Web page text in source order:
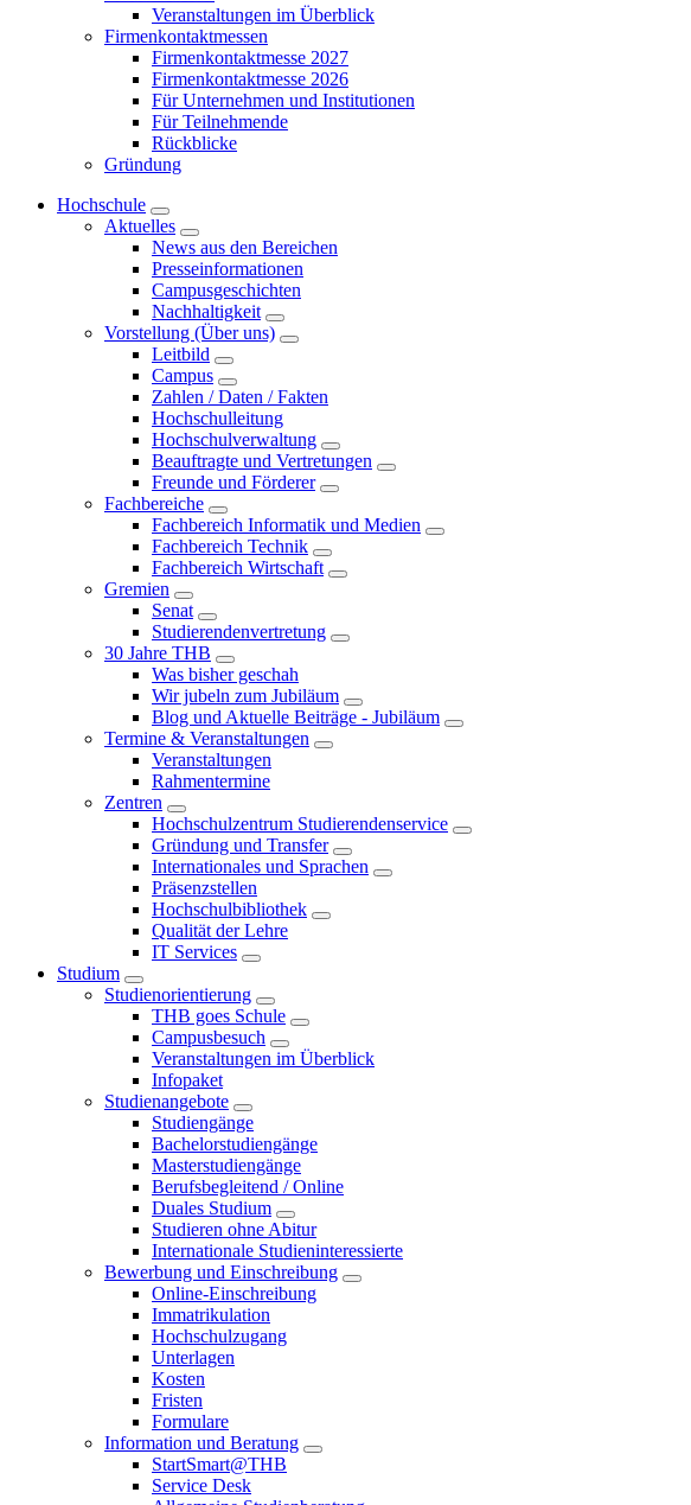
Veranstaltungen im Überblick
Firmenkontaktmessen
Firmenkontaktmesse 2027
Firmenkontaktmesse 2026
Für Unternehmen und Institutionen
Für Teilnehmende
Rückblicke
Gründung
Hochschule
Aktuelles
News aus den Bereichen
Presseinformationen
Campusgeschichten
Nachhaltigkeit
Vorstellung (Über uns)
Leitbild
Campus
Zahlen / Daten / Fakten
Hochschulleitung
Hochschulverwaltung
Beauftragte und Vertretungen
Freunde und Förderer
Fachbereiche
Fachbereich Informatik und Medien
Fachbereich Technik
Fachbereich Wirtschaft
Gremien
Senat
Studierendenvertretung
30 Jahre THB
Was bisher geschah
Wir jubeln zum Jubiläum
Blog und Aktuelle Beiträge - Jubiläum
Termine & Veranstaltungen
Veranstaltungen
Rahmentermine
Zentren
Hochschulzentrum Studierendenservice
Gründung und Transfer
Internationales und Sprachen
Präsenzstellen
Hochschulbibliothek
Qualität der Lehre
IT Services
Studium
Studienorientierung
THB goes Schule
Campusbesuch
Veranstaltungen im Überblick
Infopaket
Studienangebote
Studiengänge
Bachelorstudiengänge
Masterstudiengänge
Berufsbegleitend / Online
Duales Studium
Studieren ohne Abitur
Internationale Studieninteressierte
Bewerbung und Einschreibung
Online-Einschreibung
Immatrikulation
Hochschulzugang
Unterlagen
Kosten
Fristen
Formulare
Information und Beratung
StartSmart@THB
Service Desk